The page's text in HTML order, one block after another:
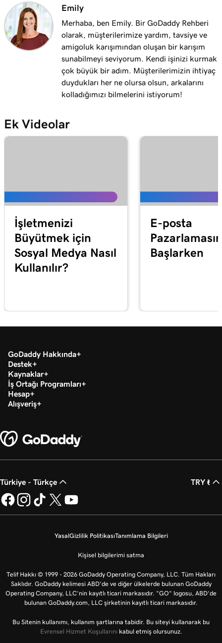
Emily
Merhaba, ben Emily. Bir GoDaddy Rehberi
olarak, müşterilerimize yardım, tavsiye ve
amigoluk karışımından oluşan bir karışım
sunabilmeyi seviyorum. Kendi işinizi kurmak
çok büyük bir adım. Müşterilerimizin ihtiyaç
duydukları her ne olursa olsun, arkalarını
kolladığımızı bilmelerini istiyorum!
Ek Videolar
İşletmenizi
Büyütmek için
Sosyal Medya Nasıl
Kullanılır?
E-posta
Başlarken
GoDaddy Hakkında
Destek
Kaynaklar
İş Ortağı Programları
Hesap
Alışveriş
Türkiye - Türkçe TRY ₺
YasalGizlilik PolitikasıTanımlama Bilgileri
Kişisel bilgilerimi satma
Telif Hakkı © 1999 - 2026 GoDaddy Operating Company, LLC. Tüm Hakları
Saklıdır. GoDaddy kelimesi ABD'de ve diğer ülkelerde bulunan GoDaddy
Operating Company, LLC’nin kayıtlı ticari markasıdır. “GO” logosu, ABD’de
bulunan GoDaddy.com, LLC şirketinin kayıtlı ticari markasıdır.
Bu Sitenin kullanımı, kullanım şartlarına tabidir. Bu siteyi kullanarak bu
Evrensel Hizmet Koşullarını kabul etmiş olursunuz.